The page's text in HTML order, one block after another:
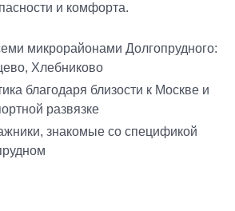
и комфорта.
микрорайонами Долгопрудного:
Хлебниково
благодаря близости к Москве и
развязке
знакомые со спецификой